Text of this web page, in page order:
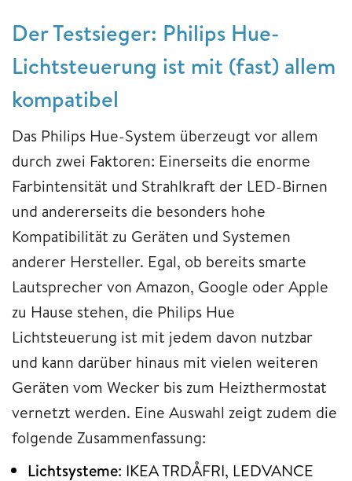
Der Testsieger: Philips Hue-
Lichtsteuerung ist mit (fast) allem
kompatibel
Das Philips Hue-System überzeugt vor allem
durch zwei Faktoren: Einerseits die enorme
Farbintensität und Strahlkraft der LED-Birnen
und andererseits die besonders hohe
Kompatibilität zu Geräten und Systemen
anderer Hersteller. Egal, ob bereits smarte
Lautsprecher von Amazon, Google oder Apple
zu Hause stehen, die Philips Hue
Lichtsteuerung ist mit jedem davon nutzbar
und kann darüber hinaus mit vielen weiteren
Geräten vom Wecker bis zum Heizthermostat
vernetzt werden. Eine Auswahl zeigt zudem die
folgende Zusammenfassung:
Lichtsysteme: IKEA TRDÅFRI, LEDVANCE